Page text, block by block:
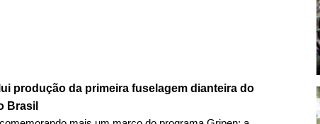
produção da primeira fuselagem dianteira do
Brasil